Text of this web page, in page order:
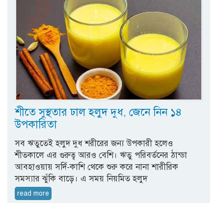
শীতে সুস্থতার ঢাল হলুদ দুধ, জেনে নিন ১৪
উপকারিতা
সব ঋতুতেই হলুদ দুধ শরীরের জন্য উপকারী হলেও
শীতকালে এর গুরুত্ব আরও বেশি। ঋতু পরিবর্তনের ঠান্ডা
আবহাওয়ায় সর্দি-কাশি থেকে শুরু করে নানা শারীরিক
সমস্যার ঝুঁকি বাড়ে। এ সময় নিয়মিত হলুদ
read more